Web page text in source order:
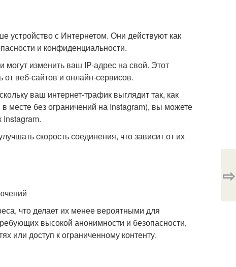
с Интернетом. Они действуют как
и конфиденциальности.
изменить ваш IP-адрес на свой. Этот
веб-сайтов и онлайн-сервисов.
ваш интернет-трафик выглядит так, как
месте без ограничений на Instagram), вы можете
Instagram.
скорость соединения, что зависит от их
что делает их менее вероятными для
высокой анонимности и безопасности,
или доступ к ограниченному контенту.
⇨